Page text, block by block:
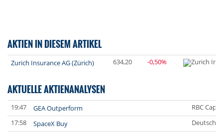
AKTIEN IN DIESEM ARTIKEL
Zurich Insurance AG (Zürich) 634,20 -0,50%
AKTUELLE AKTIENANALYSEN
19:47 GEA Outperform
RBC
17:58
SpaceX Buy
Deutsche